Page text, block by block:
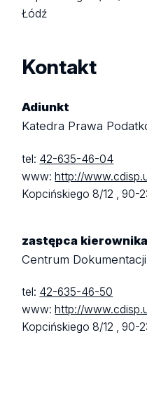
Łódź
Kontakt
Adiunkt
Katedra Prawa
tel: 42-635-46-04
www:http://
Kopcińskiego 8/12 ,90-
zastępca
Centrum
tel: 42-635-46-50
www: http://
Kopcińskiego 8/12 ,90-